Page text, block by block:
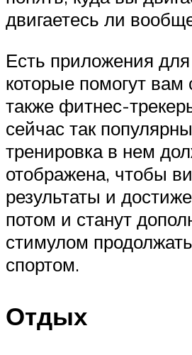
двигаетесь ли
Есть приложения
которые помогут вам
также фитнес-
сейчас так
тренировка в нем
отображена, чтобы
результаты и
потом и станут
стимулом
спортом.
Отдых